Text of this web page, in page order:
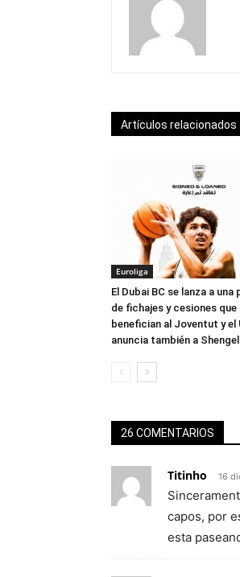
Artículos relacionados
Euroliga
El Dubai BC se lanza a
de fichajes y cesiones que
benefician al Joventut y el
anuncia también a
26 COMENTARIOS
Titinho 16
capos, por
esta